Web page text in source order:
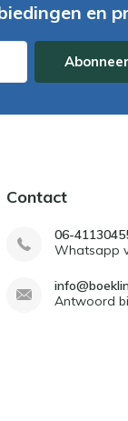
en
Abonneer
Contact
06-
Whatsapp
Antwoord